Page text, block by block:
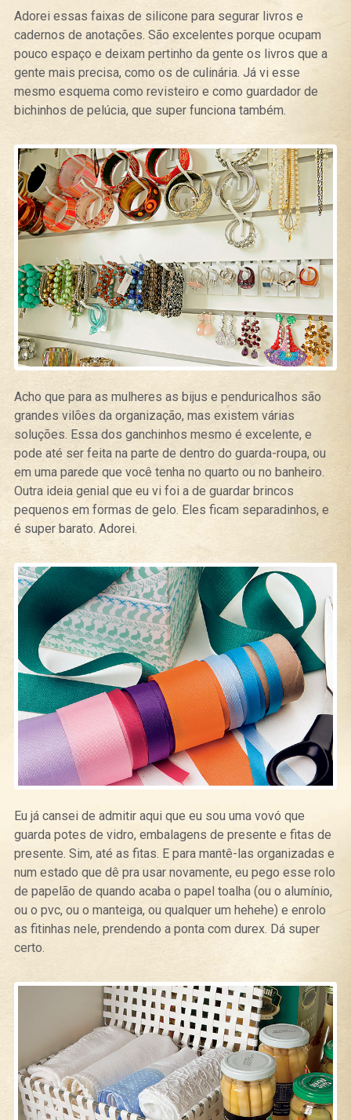
Adorei essas faixas de silicone para segurar livros e
cadernos de anotações. São excelentes porque ocupam
pouco espaço e deixam pertinho da gente os livros que a
gente mais precisa, como os de culinária. Já vi esse
mesmo esquema como revisteiro e como guardador de
bichinhos de pelúcia, que super funciona também.
Acho que para as mulheres as bijus e penduricalhos são
grandes vilões da organização, mas existem várias
soluções. Essa dos ganchinhos mesmo é excelente, e
pode até ser feita na parte de dentro do guarda-roupa, ou
em uma parede que você tenha no quarto ou no banheiro.
Outra ideia genial que eu vi foi a de guardar brincos
pequenos em formas de gelo. Eles ficam separadinhos, e
é super barato. Adorei.
Eu já cansei de admitir aqui que eu sou uma vovó que
guarda potes de vidro, embalagens de presente e fitas de
presente. Sim, até as fitas. E para mantê-las organizadas e
num estado que dê pra usar novamente, eu pego esse rolo
de papelão de quando acaba o papel toalha (ou o alumínio,
ou o pvc, ou o manteiga, ou qualquer um hehehe) e enrolo
as fitinhas nele, prendendo a ponta com durex. Dá super
certo.